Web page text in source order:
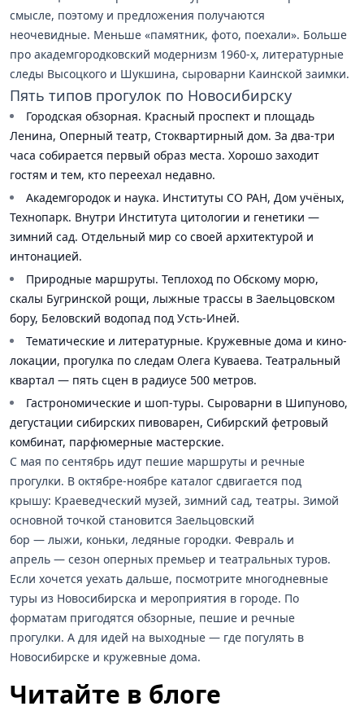
смысле, поэтому и предложения получаются
неочевидные. Меньше «памятник, фото, поехали». Больше
про академгородковский модернизм 1960-х, литературные
следы Высоцкого и Шукшина, сыроварни Каинской заимки.
Пять типов прогулок по Новосибирску
Городская обзорная. Красный проспект и площадь
Ленина, Оперный театр, Стоквартирный дом. За два-три
часа собирается первый образ места. Хорошо заходит
гостям и тем, кто переехал недавно.
Академгородок и наука. Институты СО РАН, Дом учёных,
Технопарк. Внутри Института цитологии и генетики —
зимний сад. Отдельный мир со своей архитектурой и
интонацией.
Природные маршруты. Теплоход по Обскому морю,
скалы Бугринской рощи, лыжные трассы в Заельцовском
бору, Беловский водопад под Усть-Иней.
Тематические и литературные. Кружевные дома и кино-
локации, прогулка по следам Олега Куваева. Театральный
квартал — пять сцен в радиусе 500 метров.
Гастрономические и шоп-туры. Сыроварни в Шипуново,
дегустации сибирских пивоварен, Сибирский фетровый
комбинат, парфюмерные мастерские.
С мая по сентябрь идут пешие маршруты и речные
прогулки. В октябре-ноябре каталог сдвигается под
крышу: Краеведческий музей, зимний сад, театры. Зимой
основной точкой становится Заельцовский
бор — лыжи, коньки, ледяные городки. Февраль и
апрель — сезон оперных премьер и театральных туров.
Если хочется уехать дальше, посмотрите многодневные
туры из Новосибирска и мероприятия в городе. По
форматам пригодятся обзорные, пешие и речные
прогулки. А для идей на выходные — где погулять в
Новосибирске и кружевные дома.
Читайте в блоге